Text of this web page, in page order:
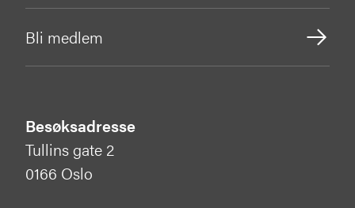
Bli medlem
Besøksadresse
Tullins gate 2
0166 Oslo